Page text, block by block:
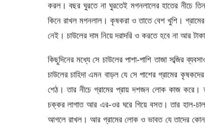
করল। বছর ঘুরতে না ঘুরতেই মগনলালের হাতের নীচে
কিনে রাখল মগনলাল। কৃষকরা ও তাতে বেশ খুশি।
নেই। চাউলের দাম নিয়ে দরাদরি ও করতে হবে না আর
কিছুদিনের মধ্যে সে চাউলের পাশা-পাশি তাজা সব্জির
চাউলের চাহিদা এমন বাড়ল যে সে পাশের গ্রামের
শেঠ। তার নীচে গ্রামের প্রায় দশজন লোক কাজ করে।
চক্কর লাগাত আর এর-ওর ঘরে গিয়ে বসত। তার হাল-
আগলে রাখল। আর গ্রামের লোক ও ভাবত যে তাদের